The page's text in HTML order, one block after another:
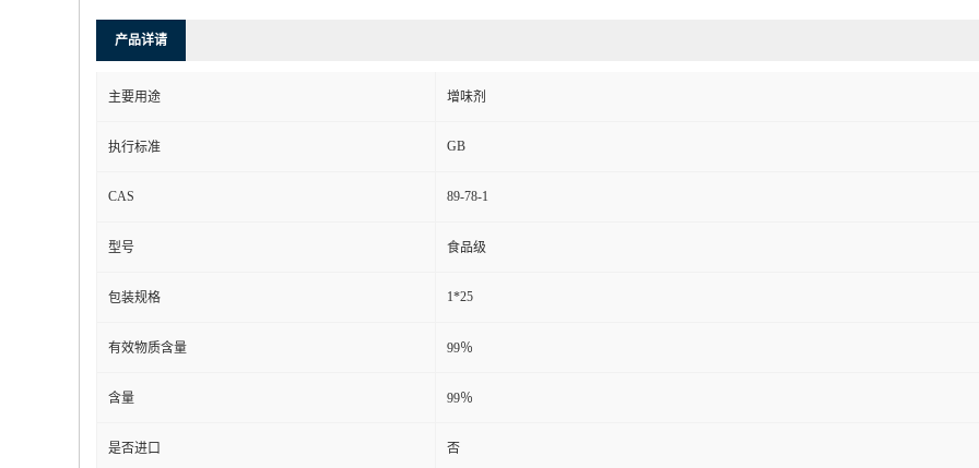
产品详请
主要用途 增味剂
执行标准 GB
CAS 89-78-1
型号 食品级
包装规格 1*25
有效物质含量 99％
含量 99％
是否进口 否